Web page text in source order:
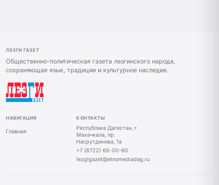
ЛЕЗГИ ГАЗЕТ
Общественно-политическая газета лезгинского народа,
сохраняющая язык, традиции и культурное наследие.
НАВИГАЦИЯ
Главная
КОНТАКТЫ
Республика Дагестан, г.
Махачкала, пр.
Насрутдинова, 1а
+7 (8722) 66-00-60
lezgigazet@etnomediadag.ru